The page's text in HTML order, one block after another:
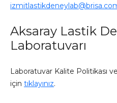
Aksaray Lastik
Laboratuvarı
Laboratuvar Kalite Politikası
için tıklayınız.